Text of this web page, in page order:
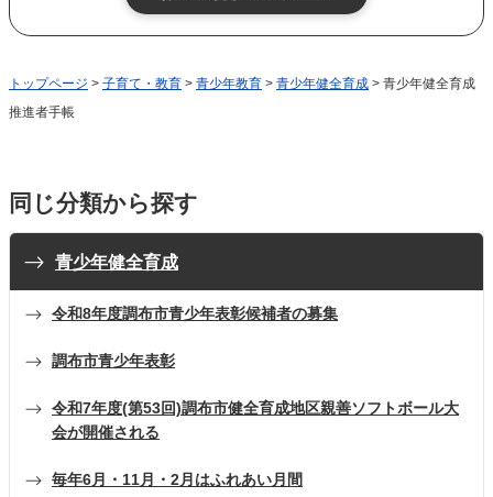
トップページ > 子育て・教育 > 青少年教育 > 青少年健全育成 > 青少年健全育成
推進者手帳
同じ分類から探す
青少年健全育成
令和8年度調布市青少年表彰候補者の募集
調布市青少年表彰
令和7年度(第53回)調布市健全育成地区親善ソフトボール大
会が開催される
毎年6月・11月・2月はふれあい月間